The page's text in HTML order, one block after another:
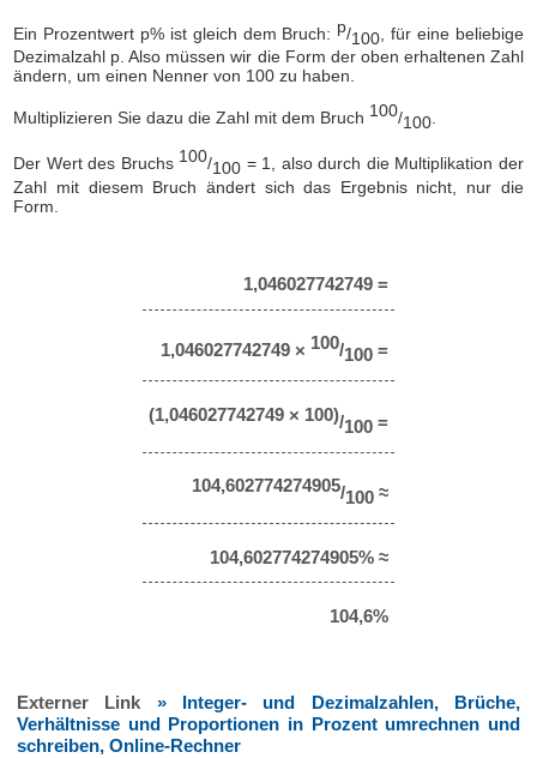
Ein Prozentwert p% ist gleich dem Bruch: p/100 , für eine beliebige
Dezimalzahl p. Also müssen wir die Form der oben erhaltenen Zahl
ändern, um einen Nenner von 100 zu haben.
Multiplizieren Sie dazu die Zahl mit dem Bruch 100/100
Der Wert des Bruchs 100/100 = 1, also durch die Multiplikation der
Zahl mit diesem Bruch ändert sich das Ergebnis nicht, nur die
Form.
1,046027742749 =
1,046027742749 × 100/100 =
(1,046027742749 × 100)/100 =
104,602774274905/100 ≈
104,602774274905% ≈
104,6%
Externer Link » Integer- und Dezimalzahlen, Brüche,
Verhältnisse und Proportionen in Prozent umrechnen und
schreiben, Online-Rechner